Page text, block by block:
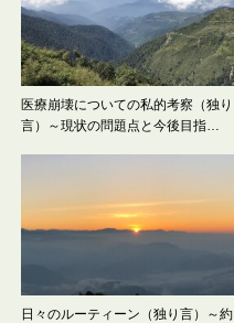
医療崩壊についての私的考察（独り
言）～現状の問題点と今後目指…
日々のルーティーン（独り言）～約